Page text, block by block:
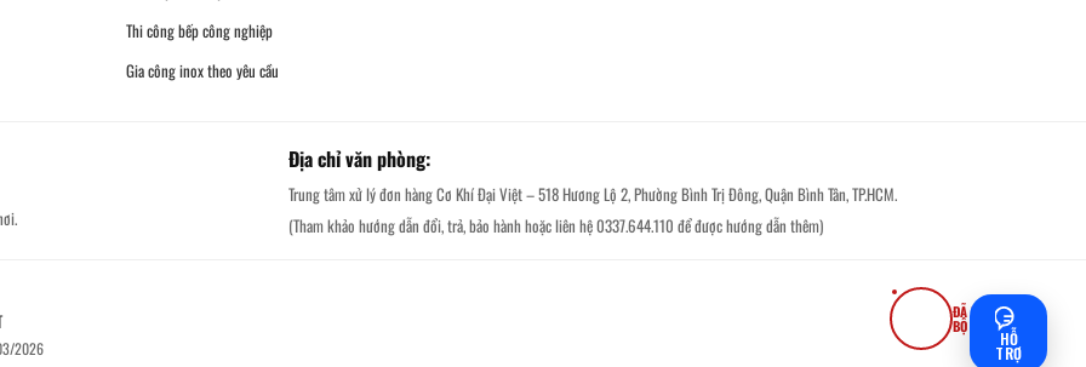
Thi công bếp công nghiệp
Gia công inox theo yêu cầu
Địa chỉ văn phòng:
Trung tâm xử lý đơn hàng Cơ Khí Đại Việt – 518 Hương Lộ 2, Phường Bình Trị Đông, Quận Bình Tân, TP.HCM.
(Tham khảo hướng dẫn đổi, trả, bảo hành hoặc liên hệ 0337.644.110 để được hướng dẫn thêm)
2026
ĐÃ ĐĂNG KÝ
BỘ CÔNG THƯƠNG
HỖ
TRỢ